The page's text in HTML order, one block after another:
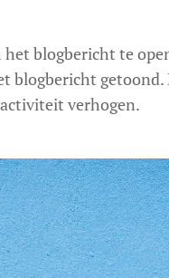
blogbericht te
getoond.
verhogen.